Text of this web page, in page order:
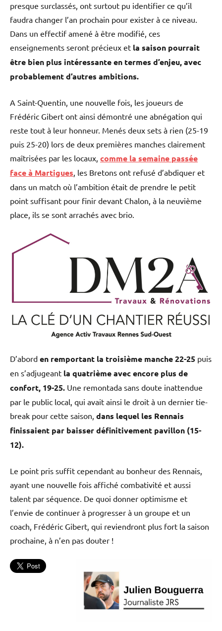
presque surclassés, ont surtout pu identifier ce qu’il
faudra changer l’an prochain pour exister à ce niveau.
Dans un effectif amené à être modifié, ces
enseignements seront précieux et la saison pourrait
être bien plus intéressante en termes d’enjeu, avec
probablement d’autres ambitions.
A Saint-Quentin, une nouvelle fois, les joueurs de
Frédéric Gibert ont ainsi démontré une abnégation qui
reste tout à leur honneur. Menés deux sets à rien (25-19
puis 25-20) lors de deux premières manches clairement
maîtrisées par les locaux, comme la semaine passée
face à Martigues, les Bretons ont refusé d’abdiquer et
dans un match où l’ambition était de prendre le petit
point suffisant pour finir devant Chalon, à la neuvième
place, ils se sont arrachés avec brio.
D’abord en remportant la troisième manche 22-25 puis
en s’adjugeant la quatrième avec encore plus de
confort, 19-25. Une remontada sans doute inattendue
par le public local, qui avait ainsi le droit à un dernier tie-
break pour cette saison, dans lequel les Rennais
finissaient par baisser définitivement pavillon (15-
12).
Le point pris suffit cependant au bonheur des Rennais,
ayant une nouvelle fois affiché combativité et aussi
talent par séquence. De quoi donner optimisme et
l’envie de continuer à progresser à un groupe et un
coach, Frédéric Gibert, qui reviendront plus fort la saison
prochaine, à n’en pas douter !